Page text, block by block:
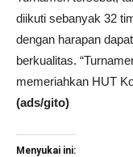
diikuti sebanyak 32
dengan harapan
berkualitas.
memeriahkan HUT
(ads/gito)
Menyukai ini: